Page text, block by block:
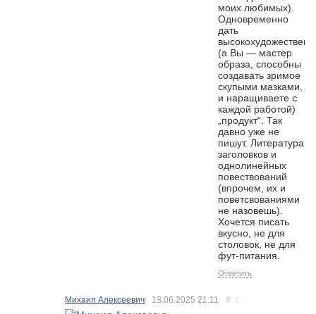
моих любимых).
Одновременно
дать
(а Вы — мастер
образа, способны
создавать зримое
скупыми мазками,
и наращиваете с
каждой работой)
„продукт“. Так
давно уже не
пишут. Литература
заголовков и
однолинейных
повествований
(впрочем, их и
поветсвованиями
не назовешь).
Хочется писать
вкусно, не для
столовок, не для
фут-питания.
Ответить
Михаил Алексеевич 13.06.2025 21:11 # ↑